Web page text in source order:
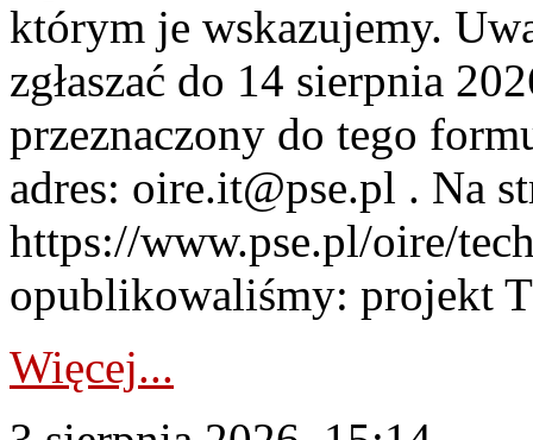
którym je wskazujemy.
zgłaszać do 14 sierpnia
przeznaczony do tego
adres: oire.it@pse.pl . Na
https://www.pse.pl/oire/
opublikowaliśmy: projekt
Więcej...